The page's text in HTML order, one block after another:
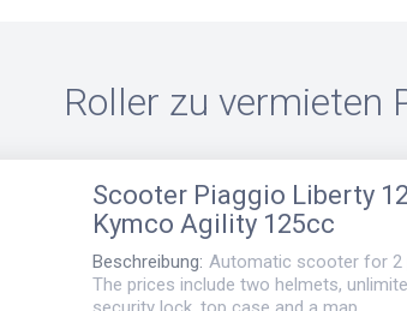
Roller zu vermieten
Scooter Piaggio Liberty
Kymco Agility 125cc
Beschreibung: Automatic scooter for 2
The prices include two helmets,